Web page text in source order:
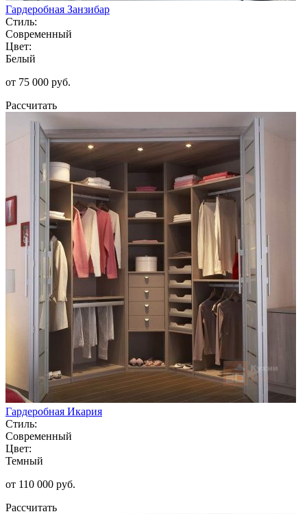
Гардеробная Занзибар
Стиль:
Современный
Цвет:
Белый
от 75 000 руб.
Рассчитать
Гардеробная Икария
Стиль:
Современный
Цвет:
Темный
от 110 000 руб.
Рассчитать